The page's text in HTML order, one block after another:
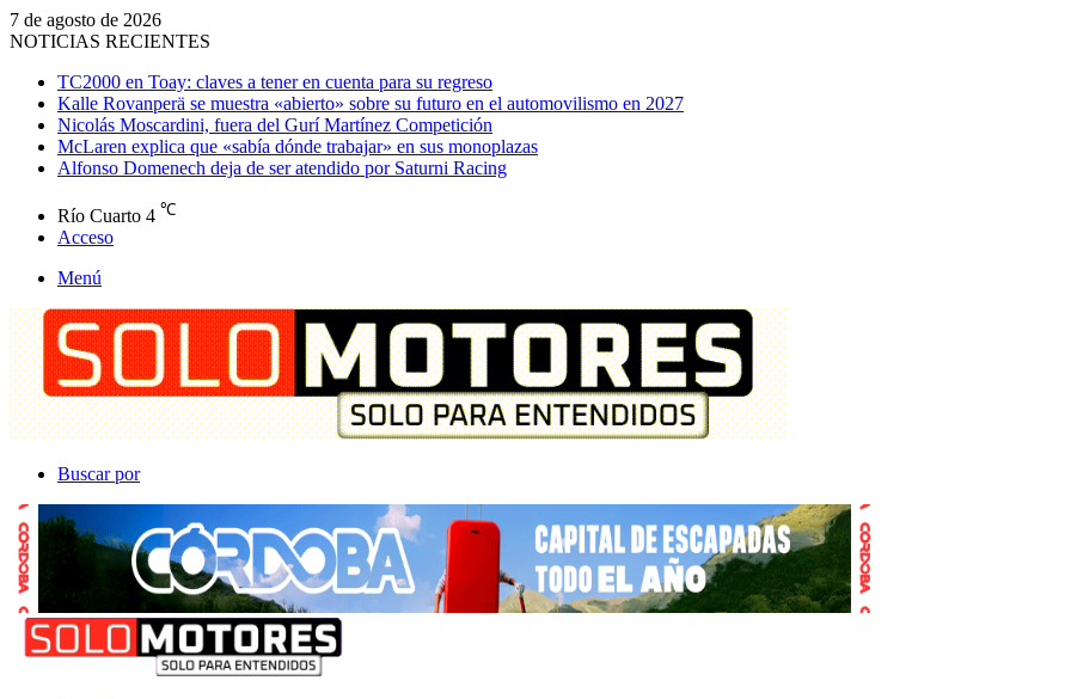
7 de agosto de 2026
NOTICIAS RECIENTES
TC2000 en Toay: claves a tener en cuenta para su regreso
Kalle Rovanperä se muestra «abierto» sobre su futuro en el automovilismo en 2027
Nicolás Moscardini, fuera del Gurí Martínez Competición
McLaren explica que «sabía dónde trabajar» en sus monoplazas
Alfonso Domenech deja de ser atendido por Saturni Racing
Río Cuarto 4 ℃
Acceso
Menú
Buscar por